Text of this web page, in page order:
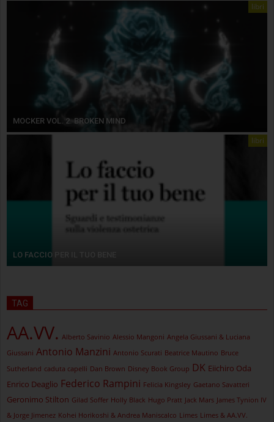
libri
MOCKER VOL. 2. BROKEN MIND
libri
LO FACCIO PER IL TUO BENE
TAG
AA.VV. Alberto Savinio Alessio Mangoni Angela Giussani & Luciana
Giussani Antonio Manzini Antonio Scurati Beatrice Mautino Bruce
Sutherland caduta capelli Dan Brown Disney Book Group DK Eiichiro Oda
Enrico Deaglio Federico Rampini Felicia Kingsley Gaetano Savatteri
Geronimo Stilton Gilad Soffer Holly Black Hugo Pratt Jack Mars James Tynion IV
& Jorge Jimenez Kohei Horikoshi & Andrea Maniscalco Limes Limes & AA.VV.